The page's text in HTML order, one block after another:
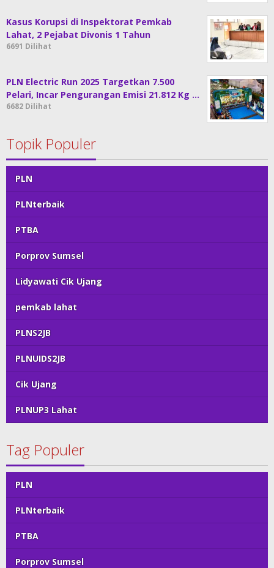
Kasus Korupsi di Inspektorat Pemkab
Lahat, 2 Pejabat Divonis 1 Tahun
6691 Dilihat
PLN Electric Run 2025 Targetkan 7.500
Pelari, Incar Pengurangan Emisi 21.812 Kg …
6682 Dilihat
Topik Populer
PLN
PLNterbaik
PTBA
Porprov Sumsel
Lidyawati Cik Ujang
pemkab lahat
PLNS2JB
PLNUIDS2JB
Cik Ujang
PLNUP3 Lahat
Tag Populer
PLN
PLNterbaik
PTBA
Porprov Sumsel